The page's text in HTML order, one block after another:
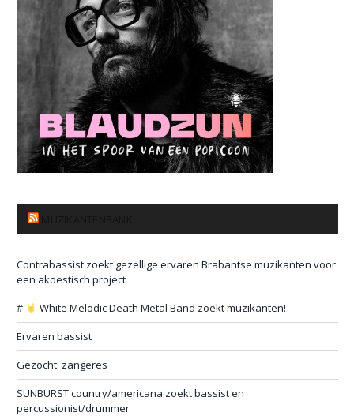
Contrabassist zoekt gezellige ervaren Brabantse muzikanten voor
een akoestisch project
#
White Melodic Death Metal Band zoekt muzikanten!
Ervaren bassist
Gezocht: zangeres
SUNBURST country/americana zoekt bassist en
percussionist/drummer